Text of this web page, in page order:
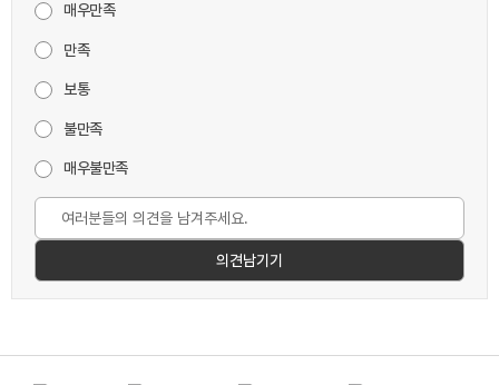
매우만족
만족
보통
불만족
매우불만족